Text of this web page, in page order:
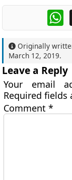
Originally
March 12, 2019.
Leave a Reply
Your email
Required
Comment*